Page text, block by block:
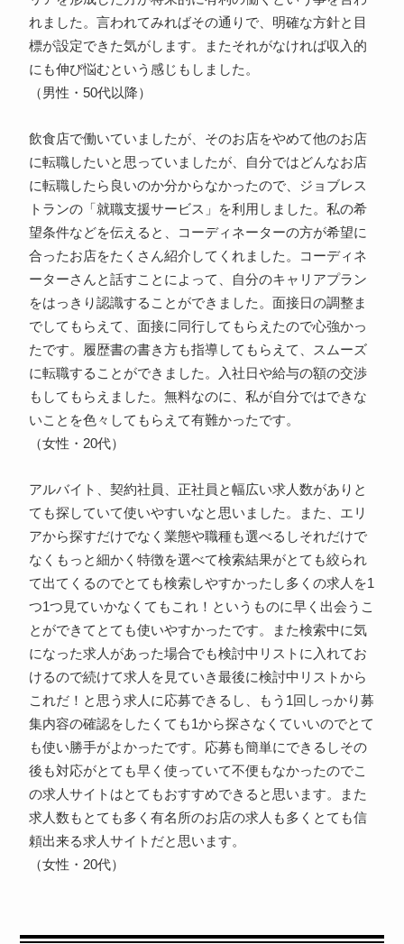
れました。言われてみればその通りで、明確な方針と目
標が設定できた気がします。またそれがなければ収入的
にも伸び悩むという感じもしました。
（男性・50代以降）
飲食店で働いていましたが、そのお店をやめて他のお店
に転職したいと思っていましたが、自分ではどんなお店
に転職したら良いのか分からなかったので、ジョブレス
トランの「就職支援サービス」を利用しました。私の希
望条件などを伝えると、コーディネーターの方が希望に
合ったお店をたくさん紹介してくれました。コーディネ
ーターさんと話すことによって、自分のキャリアプラン
をはっきり認識することができました。面接日の調整ま
でしてもらえて、面接に同行してもらえたので心強かっ
たです。履歴書の書き方も指導してもらえて、スムーズ
に転職することができました。入社日や給与の額の交渉
もしてもらえました。無料なのに、私が自分ではできな
いことを色々してもらえて有難かったです。
（女性・20代）
アルバイト、契約社員、正社員と幅広い求人数がありと
ても探していて使いやすいなと思いました。また、エリ
アから探すだけでなく業態や職種も選べるしそれだけで
なくもっと細かく特徴を選べて検索結果がとても絞られ
て出てくるのでとても検索しやすかったし多くの求人を1
つ1つ見ていかなくてもこれ！というものに早く出会うこ
とができてとても使いやすかったです。また検索中に気
になった求人があった場合でも検討中リストに入れてお
けるので続けて求人を見ていき最後に検討中リストから
これだ！と思う求人に応募できるし、もう1回しっかり募
集内容の確認をしたくても1から探さなくていいのでとて
も使い勝手がよかったです。応募も簡単にできるしその
後も対応がとても早く使っていて不便もなかったのでこ
の求人サイトはとてもおすすめできると思います。また
求人数もとても多く有名所のお店の求人も多くとても信
頼出来る求人サイトだと思います。
（女性・20代）